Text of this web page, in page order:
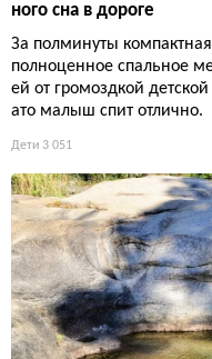
ного сна в дороге
За полминуты
полноценное спальное
ей от громоздкой
ато малыш спит отлично.
Дети 3 051